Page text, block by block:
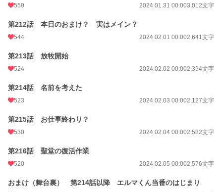
559 2024.01.31 00:003,012文字
第212話 本日のおまけ？ 実はメイン？
544 2024.02.01 00:002,641文字
第213話 放牧開始
524 2024.02.02 00:002,394文字
第214話 名前を考えた
523 2024.02.03 00:002,127文字
第215話 お仕事終わり？
530 2024.02.04 00:002,532文字
第216話 聖堂の復活作業
520 2024.02.05 00:002,576文字
おまけ（舞台裏） 第214話以降 エルマくん当番のはじまり